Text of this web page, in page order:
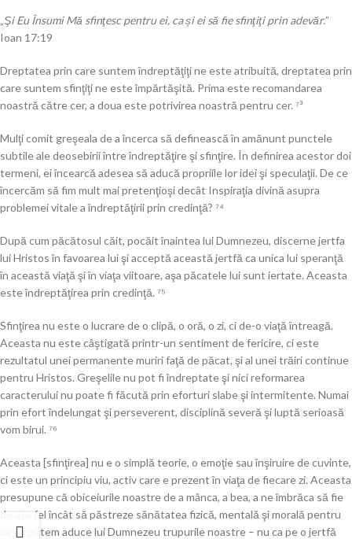
„Şi Eu Însumi Mă sfinţesc pentru ei, ca și ei să fie sfinţiţi prin adevăr.”
Ioan 17:19
Dreptatea prin care suntem îndreptăţiţi ne este atribuită, dreptatea prin
care suntem sfinţiţi ne este împărtăşită. Prima este recomandarea
noastră către cer, a doua este potrivirea noastră pentru cer. ⁷³
Mulţi comit greşeala de a încerca să definească în amănunt punctele
subtile ale deosebirii între îndreptăţire şi sfinţire. În definirea acestor doi
termeni, ei încearcă adesea să aducă propriile lor idei şi speculaţii. De ce
încercăm să fim mult mai pretenţioşi decât Inspiraţia divină asupra
problemei vitale a îndreptăţirii prin credinţă? ⁷⁴
După cum păcătosul căit, pocăit înaintea lui Dumnezeu, discerne jertfa
lui Hristos în favoarea lui şi acceptă această jertfă ca unica lui speranţă
în această viaţă şi în viaţa viitoare, aşa păcatele lui sunt iertate. Aceasta
este îndreptăţirea prin credinţă. ⁷⁵
Sfinţirea nu este o lucrare de o clipă, o oră, o zi, ci de-o viaţă întreagă.
Aceasta nu este câştigată printr-un sentiment de fericire, ci este
rezultatul unei permanente muriri faţă de păcat, şi al unei trăiri continue
pentru Hristos. Greşelile nu pot fi îndreptate şi nici reformarea
caracterului nu poate fi făcută prin eforturi slabe şi intermitente. Numai
prin efort îndelungat şi perseverent, disciplină severă şi luptă serioasă
vom birui. ⁷⁶
Aceasta [sfinţirea] nu e o simplă teorie, o emoţie sau înşiruire de cuvinte,
ci este un principiu viu, activ care e prezent în viaţa de fiecare zi. Aceasta
presupune că obiceiurile noastre de a mânca, a bea, a ne îmbrăca să fie
de aşa fel încât să păstreze sănătatea fizică, mentală şi morală pentru
ca să putem aduce lui Dumnezeu trupurile noastre – nu ca pe o jertfă